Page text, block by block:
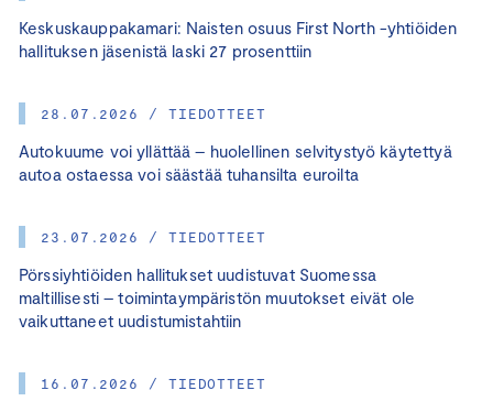
Keskuskauppakamari: Naisten osuus First North -yhtiöiden
hallituksen jäsenistä laski 27 prosenttiin
28.07.2026 / TIEDOTTEET
Autokuume voi yllättää – huolellinen selvitystyö käytettyä
autoa ostaessa voi säästää tuhansilta euroilta
23.07.2026 / TIEDOTTEET
Pörssiyhtiöiden hallitukset uudistuvat Suomessa
maltillisesti – toimintaympäristön muutokset eivät ole
vaikuttaneet uudistumistahtiin
16.07.2026 / TIEDOTTEET